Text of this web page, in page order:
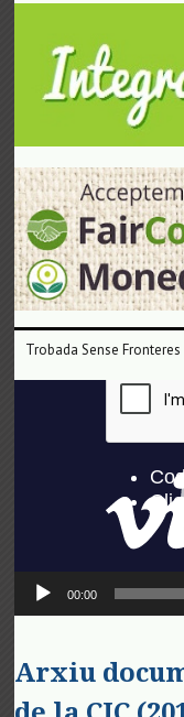
Trobada Sense
00:00
Arxiu